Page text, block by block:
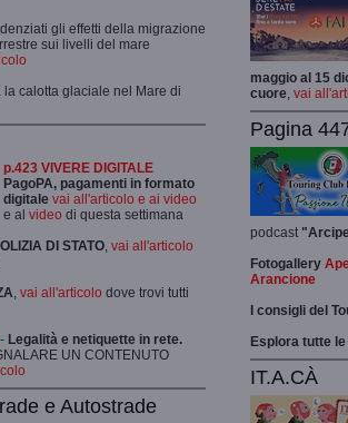
gli effetti della migrazione
sui livelli del mare
la calotta glaciale nel Mare di
p.423 VIVERE DIGITALE
PagoPA, pagamenti in formato
digitale vai all'articolo e ai video
e al video di questa settimana
DI STATO, vai all'articolo
, vai all'articolo dove trovi tutti
- Legalità e netiquette in rete.
UN CONTENUTO
e Autostrade
maggio al 15
cuore, vai
Pagina
podcast
Fotogallery
Arancione
I consigli del
Esplora tutte
IT.A.CÀ